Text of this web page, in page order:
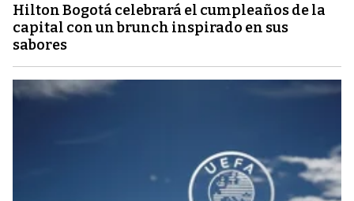
Hilton Bogotá celebrará el cumpleaños de la
capital con un brunch inspirado en sus
sabores